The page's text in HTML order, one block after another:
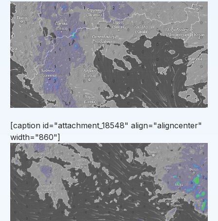
[caption id="attachment_18548" align="aligncenter"
width="860"]